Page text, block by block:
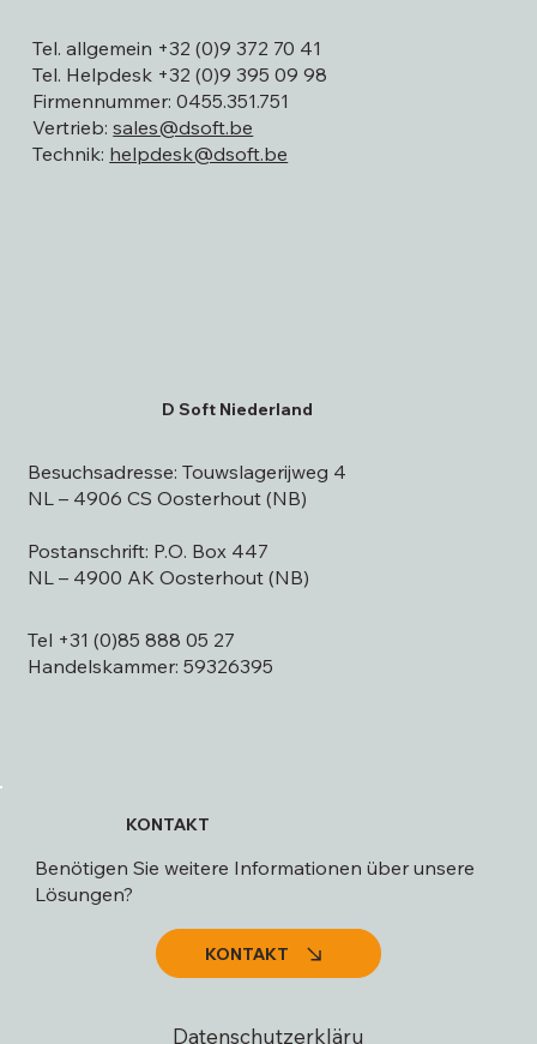
D Soft Niederland
Besuchsadresse: Touwslagerijweg 4
NL – 4906 CS Oosterhout (NB)
Postanschrift: P.O. Box 447
NL – 4900 AK Oosterhout (NB)
Tel +31 (0)85 888 05 27
Handelskammer: 59326395
KONTAKT
Benötigen Sie weitere Informationen über unsere
Lösungen?
KONTAKT
Datenschutzerkläru
Tel. allgemein +32 (0)9 372 70 41
Tel. Helpdesk +32 (0)9 395 09 98
Firmennummer: 0455.351.751
Vertrieb:sales@dsoft.be
Technik: helpdesk@dsoft.be